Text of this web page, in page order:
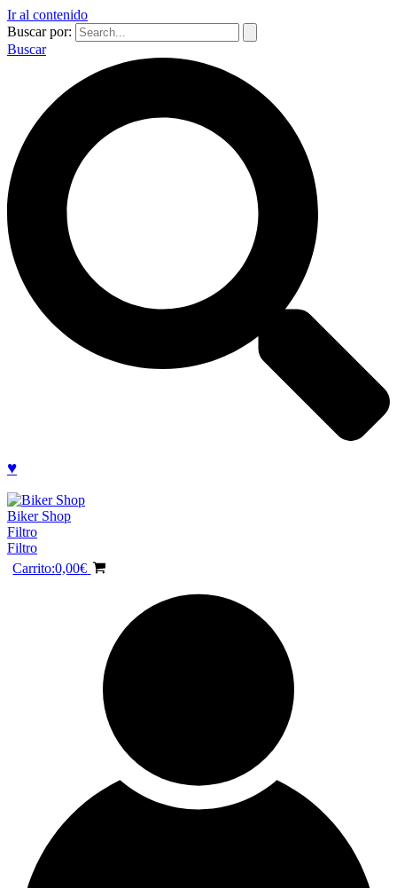
Ir al contenido
Buscar por:
Buscar
♥
Biker Shop
Filtro
Filtro
Carrito:0,00€